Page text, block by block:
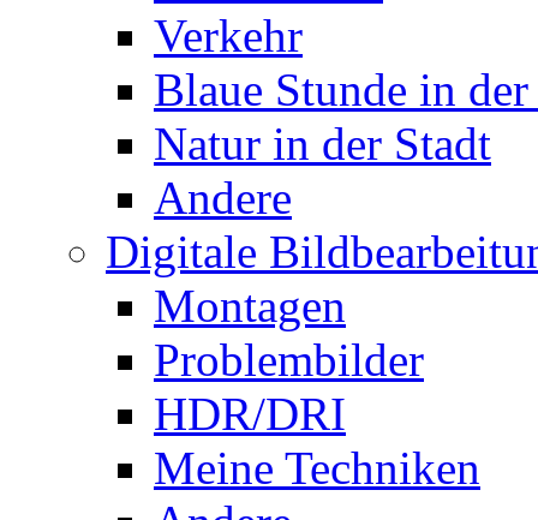
Verkehr
Blaue Stunde in
Natur in der Stadt
Andere
Digitale
Montagen
Problembilder
HDR/DRI
Meine Techniken